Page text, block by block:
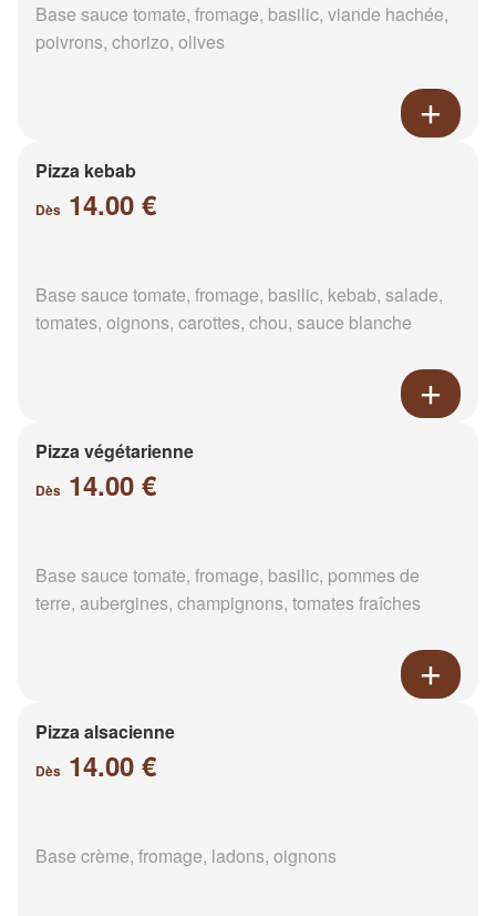
Base sauce tomate, fromage, basilic, viande hachée,
poivrons, chorizo, olives
Pizza kebab
Dès 14.00 €
Base sauce tomate, fromage, basilic, kebab, salade,
tomates, oignons, carottes, chou, sauce blanche
Pizza végétarienne
Dès 14.00 €
Base sauce tomate, fromage, basilic, pommes de
terre, aubergines, champignons, tomates fraîches
Pizza alsacienne
Dès 14.00 €
Base crème, fromage, ladons, oignons